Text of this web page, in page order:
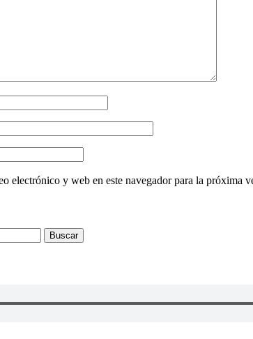
electrónico y web en este navegador para la próxima